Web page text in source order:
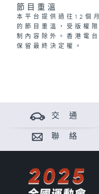
節目重溫
本平台提供過往12個月
的節目重溫，受版權限
制內容除外。香港電台
保留最終決定權。
交 通
聯 絡